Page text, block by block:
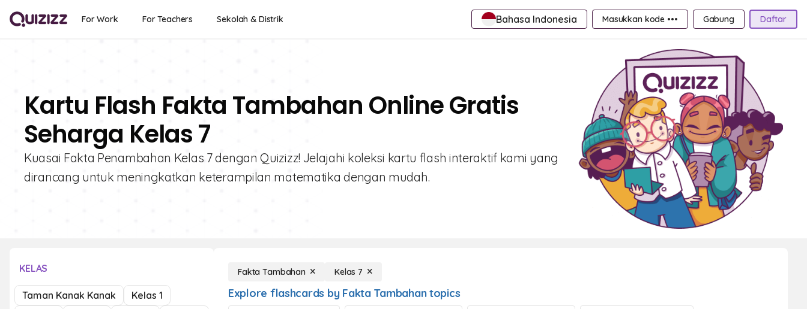
For Work For Teachers Sekolah & Distrik Bahasa Indonesia Masukkan kode ••• Gabung Daftar
Kartu Flash Fakta Tambahan Online Gratis
Seharga Kelas 7
Kuasai Fakta Penambahan Kelas 7 dengan Quizizz! Jelajahi koleksi kartu flash interaktif kami yang
dirancang untuk meningkatkan keterampilan matematika dengan mudah.
KELAS
Taman Kanak Kanak
Kelas 1
Fakta Tambahan Kelas 7
Explore flashcards by Fakta Tambahan topics